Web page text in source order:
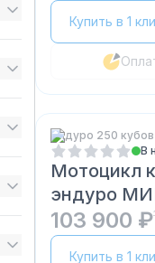
Купить в 1
Эндуро 250 кубов
В
Мотоцикл
эндуро
103 900 ₽
Купить в 1